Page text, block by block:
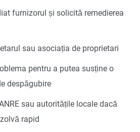
furnizorul și solicită remedierea
sau asociația de proprietari
pentru a putea susține o
despăgubire
sau autoritățile locale dacă
rapid